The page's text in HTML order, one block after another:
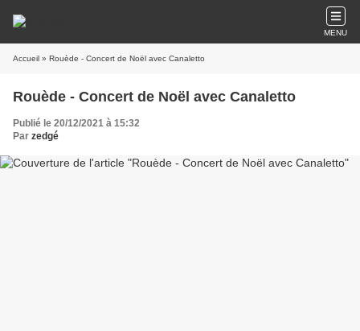
MENU
Accueil » Rouède - Concert de Noël avec Canaletto
Rouède - Concert de Noël avec Canaletto
Publié le 20/12/2021 à 15:32
Par zedgé